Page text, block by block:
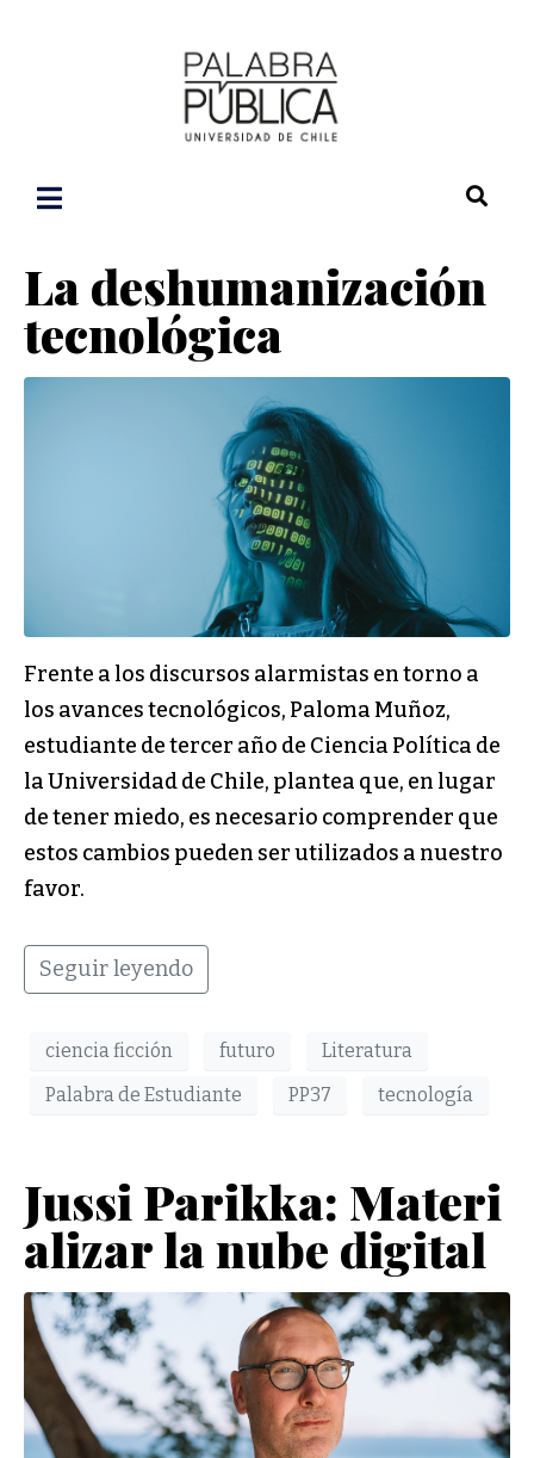
La deshumanización
tecnológica
Frente a los discursos alarmistas en torno a
los avances tecnológicos, Paloma Muñoz,
estudiante de tercer año de Ciencia Política de
la Universidad de Chile, plantea que, en lugar
de tener miedo, es necesario comprender que
estos cambios pueden ser utilizados a nuestro
favor.
Seguir leyendo
ciencia ficción futuro
Literatura
Palabra de Estudiante
PP37 tecnología
Jussi Parikka: Materi
alizar la nube digital